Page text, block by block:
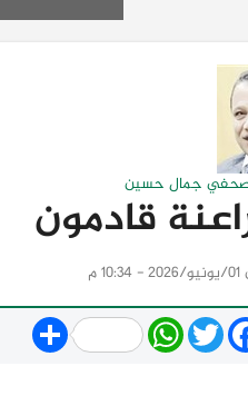
جمال حسين
قادمون
م
Share